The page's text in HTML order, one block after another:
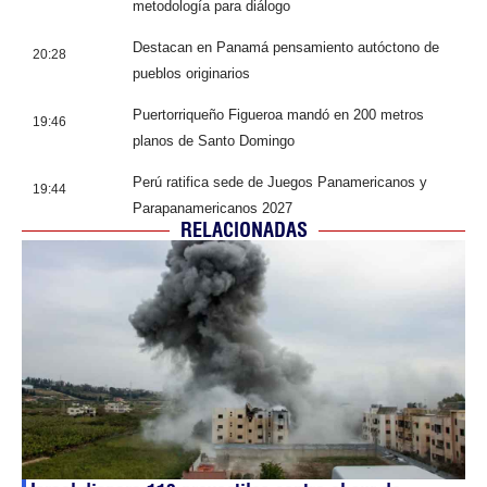
metodología para diálogo
20:28
Destacan en Panamá pensamiento autóctono de
pueblos originarios
19:46
Puertorriqueño Figueroa mandó en 200 metros
planos de Santo Domingo
19:44
Perú ratifica sede de Juegos Panamericanos y
Parapanamericanos 2027
RELACIONADAS